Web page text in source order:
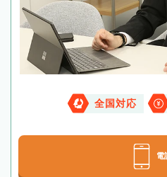
全国対応
電